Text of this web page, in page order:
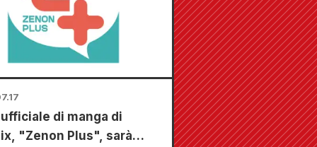
ufficiale di manga di
"Zenon Plus", sarà